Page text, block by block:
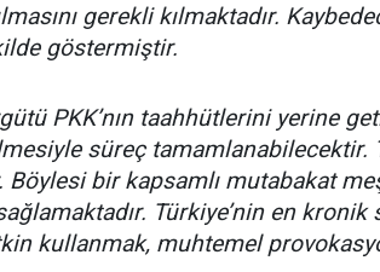
gerekli kılmaktadır.
göstermiştir.
PKK’nın taahhütlerini yerine
süreç
bir kapsamlı mutabakat
Türkiye’nin en
kullanmak, muhtemel